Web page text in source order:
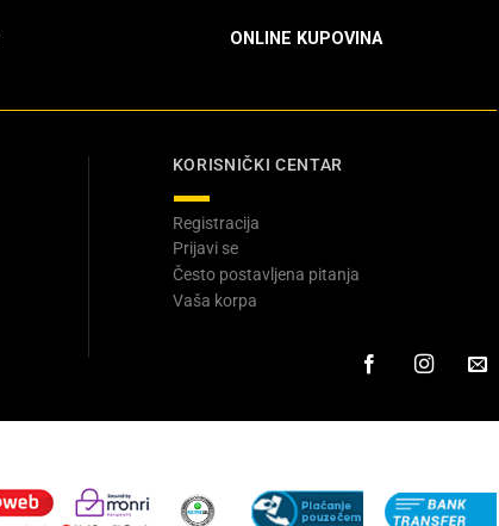
ONLINE KUPOVINA
KORISNIČKI CENTAR
Registracija
Prijavi se
Često postavljena pitanja
Vaša korpa